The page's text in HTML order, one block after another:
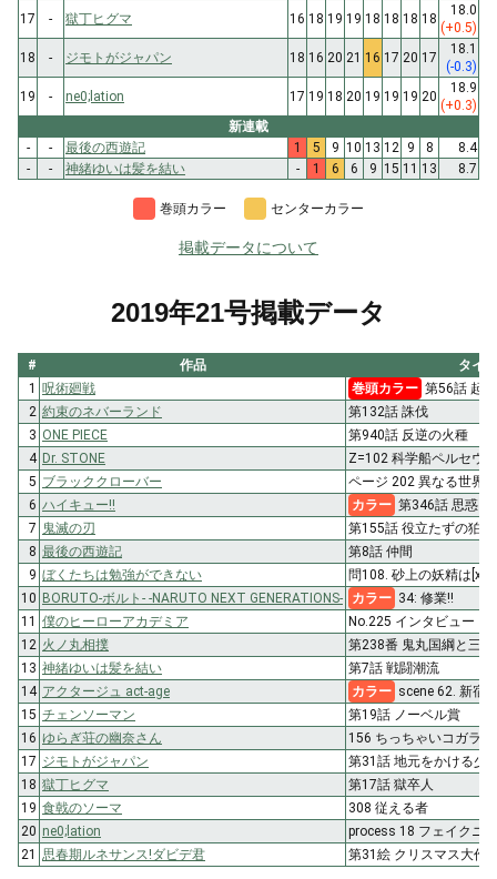
17
- 獄丁ヒグマ 16 18 19 19 18 18 18 18
18.0
(+0.5)
18
- ジモトがジャパン 18 16 20 21 16 17 20 17
18.1
(-0.3)
19
- ne0;lation 17 19 18 20 19 19 19 20
18.9
(+0.3)
新連載
-
- 最後の西遊記 1 5 9 10 13 12 9 8
8.4
-
- 神緒ゆいは髪を結い - 1 6 6 9 15 11 13 8.7
巻頭カラー センターカラー
掲載データについて
2019年21号掲載データ
# 作品
タイ
1 呪術廻戦 巻頭カラー 第56話 起
2 約束のネバーランド
第132話 誅伐
3 ONE PIECE
第940話 反逆の火種
4 Dr. STONE
Z=102 科学船ペルセウス
5 ブラッククローバー
ページ 202 異なる世界の
6 ハイキュー!! カラー 第346話 思惑
7 鬼滅の刃
第155話 役立たずの狛犬
8 最後の西遊記
第8話 仲間
9 ぼくたちは勉強ができない
問108. 砂上の妖精は[x]
10 BORUTO-ボルト- -NARUTO NEXT GENERATIONS- カラー 34: 修業!!
11 僕のヒーローアカデミア
No.225 インタビュー・
12 火ノ丸相撲
第238番 鬼丸国綱と三
13 神緒ゆいは髪を結い
第7話 戦闘潮流
14 アクタージュ act-age カラー scene 62. 新宿
15 チェンソーマン
第19話 ノーベル賞
16 ゆらぎ荘の幽奈さん
156 ちっちゃいコガラ
17 ジモトがジャパン
第31話 地元をかける少
18 獄丁ヒグマ
第17話 獄卒人
19 食戟のソーマ
308 従える者
20 ne0;lation
process 18 フェイクニ
21
思春期ルネサンス!ダビデ君 第31絵 クリスマス大作